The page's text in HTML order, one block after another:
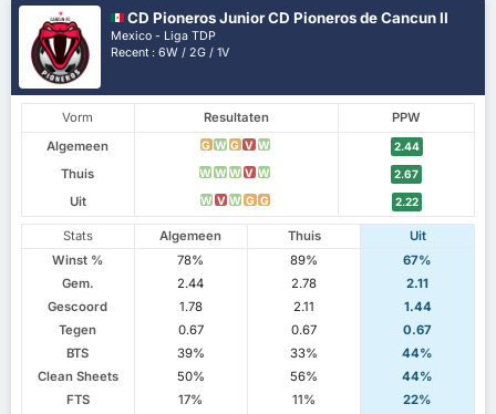
CD Pioneros Junior CD Pioneros de Cancun II
Mexico - Liga TDP
Recent : 6W / 2G / 1V
Vorm Resultaten
PPW
Algemeen
G W G V W 2.44
Thuis W W W V W 2.67
Uit W V W G G 2.22
Stats Algemeen Thuis
Uit
Winst %
78% 89%
67%
Gem.
2.44 2.78
2.11
Gescoord
1.78 2.11
1.44
Tegen
0.67 0.67
0.67
BTS
39% 33%
44%
Clean Sheets
50% 56%
44%
FTS
17% 11%
22%